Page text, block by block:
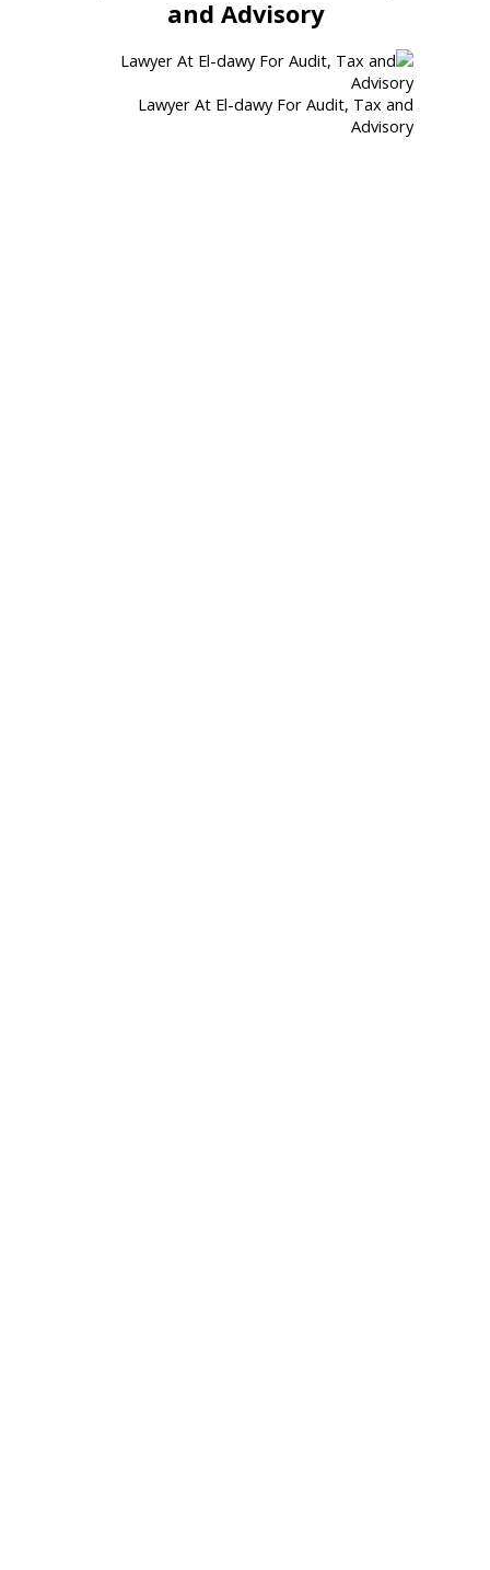
and Advisory
Lawyer At El-dawy For Audit, Tax and
Advisory